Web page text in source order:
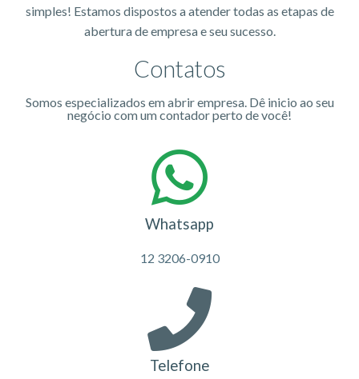
simples! Estamos dispostos a atender todas as etapas de
abertura de empresa e seu sucesso.
Contatos
Somos especializados em abrir empresa. Dê inicio ao seu
negócio com um contador perto de você!
Whatsapp
12 3206-0910
Telefone